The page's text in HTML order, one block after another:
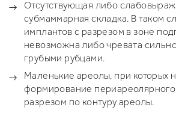
Отсутствующая либо
субмаммарная складка. В таком
имплантов с разрезом в зоне
невозможна либо чревата
грубыми рубцами.
Маленькие ареолы, при которых
формирование периареолярного
разрезом по контуру ареолы.